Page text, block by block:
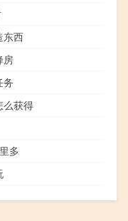
东西
房
务
么获得
多